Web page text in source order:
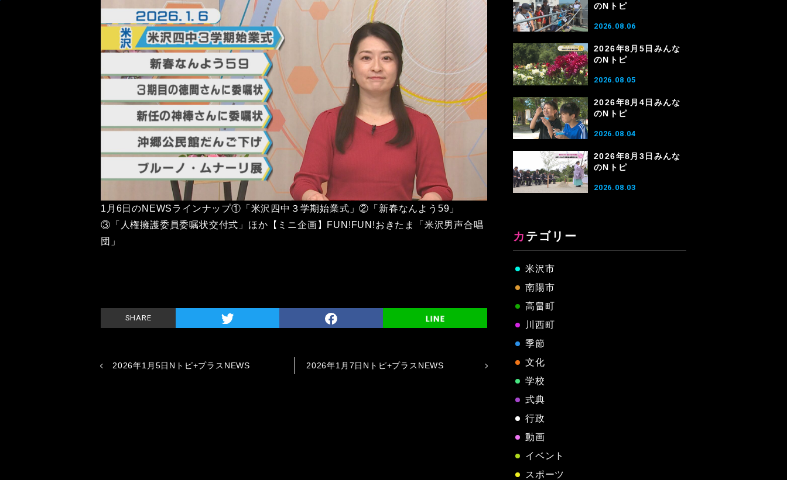
1月6日のNEWSラインナップ①「米沢四中３学期始業式」②「新春なんよう59」
③「人権擁護委員委嘱状交付式」ほか【ミニ企画】FUN!FUN!おきたま「米沢男声合唱
団」
SHARE
2026年1月5日Nトピ+プラスNEWS 2026年1月7日Nトピ+プラスNEWS
のNトピ
2026.08.06
2026年8月5日みんな
のNトピ
2026.08.05
2026年8月4日みんな
のNトピ
2026.08.04
2026年8月3日みんな
のNトピ
2026.08.03
カテゴリー
米沢市
南陽市
高畠町
川西町
季節
文化
学校
式典
行政
動画
イベント
スポーツ